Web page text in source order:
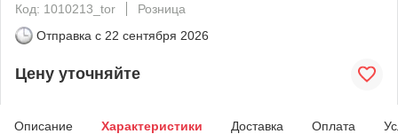
Код: 1010213_tor
Розница
Отправка с 22 сентября 2026
Цену уточняйте
Описание Характеристики Доставка Оплата